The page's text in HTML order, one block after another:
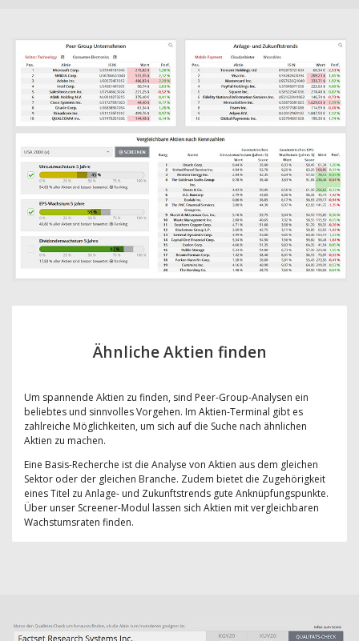
Ähnliche Aktien finden
Um spannende Aktien zu finden, sind Peer-Group-Analysen ein
beliebtes und sinnvolles Vorgehen. Im Aktien-Terminal gibt es
zahlreiche Möglichkeiten, um sich auf die Suche nach ähnlichen
Aktien zu machen.
Eine Basis-Recherche ist die Analyse von Aktien aus dem gleichen
Sektor oder der gleichen Branche. Zudem bietet die Zugehörigkeit
eines Titel zu Anlage- und Zukunftstrends gute Anknüpfungspunkte.
Über unser Screener-Modul lassen sich Aktien mit vergleichbaren
Wachstumsraten finden.